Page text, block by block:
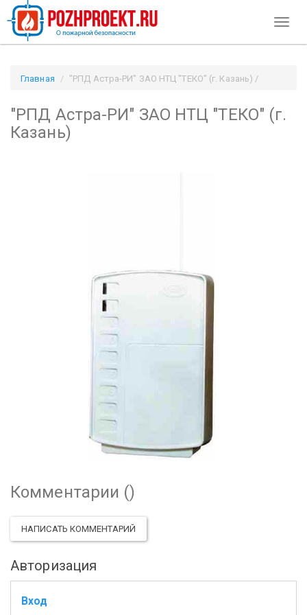
Главная
"РПД Астра-РИ" ЗАО НТЦ "ТЕКО" (г. Казань) /
"РПД Астра-РИ" ЗАО НТЦ "ТЕКО" (г.
Казань)
Комментарии ()
НАПИСАТЬ КОММЕНТАРИЙ
Авторизация
Вход